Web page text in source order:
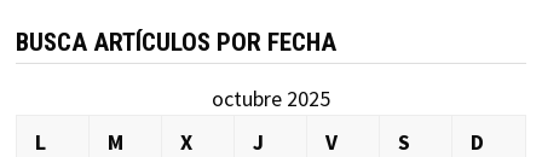
BUSCA ARTÍCULOS POR FECHA
octubre 2025
L
M X J V S
D